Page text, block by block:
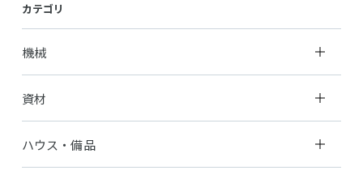
カテゴリ
機械
資材
ハウス・備品